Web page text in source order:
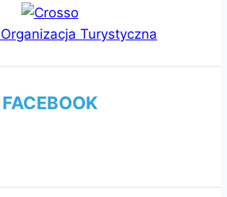
FACEBOOK